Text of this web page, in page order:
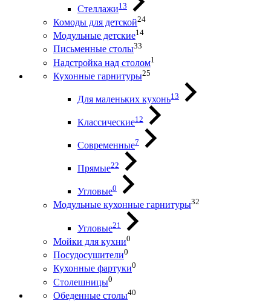
Стеллажи13
Комоды для детской24
Модульные детские14
Письменные столы33
Надстройка над столом1
Кухонные гарнитуры25
Для маленьких кухонь13
Классические12
Современные7
Прямые22
Угловые0
Модульные кухонные гарнитуры32
Угловые21
Мойки для кухни0
Посудосушители0
Кухонные фартуки0
Столешницы0
Обеденные столы40